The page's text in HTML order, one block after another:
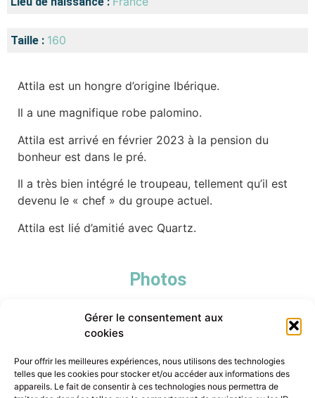
Gérer le consentement aux
cookies
Pour offrir les meilleures expériences, nous utilisons des technologies
telles que les cookies pour stocker et/ou accéder aux informations des
appareils. Le fait de consentir à ces technologies nous permettra de
Taille : 160
Attila est un hongre d’origine Ibérique.
Il a une magnifique robe palomino.
Attila est arrivé en février 2023 à la pension du
bonheur est dans le pré.
Il a très bien intégré le troupeau, tellement qu’il est
devenu le « chef » du groupe actuel.
Attila est lié d’amitié avec Quartz.
Photos